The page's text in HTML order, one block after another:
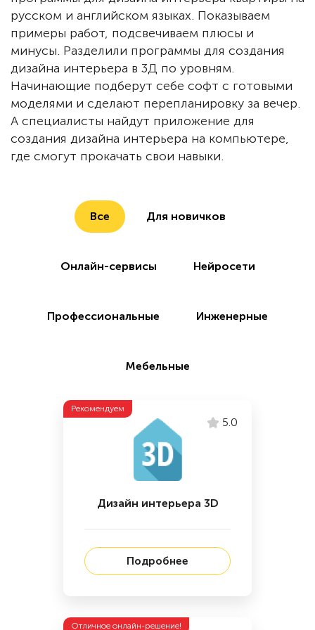
русском и английском языках. Показываем
примеры работ, подсвечиваем плюсы и
минусы. Разделили программы для создания
дизайна интерьера в 3Д по уровням.
Начинающие подберут себе софт с готовыми
моделями и сделают перепланировку за вечер.
А специалисты найдут приложение для
создания дизайна интерьера на компьютере,
где смогут прокачать свои навыки.
Все Для новичков
Онлайн-сервисы Нейросети
Профессиональные Инженерные
Мебельные
Рекомендуем
5.0
Дизайн интерьера 3D
Подробнее
Отличное онлайн-решение!